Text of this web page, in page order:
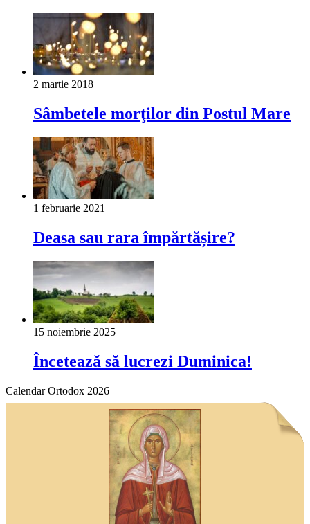
2 martie 2018
Sâmbetele morţilor din Postul Mare
1 februarie 2021
Deasa sau rara îm­părtășire?
15 noiembrie 2025
Încetează să lucrezi Duminica!
Calendar Ortodox 2026